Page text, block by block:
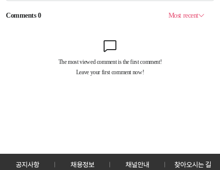
공지사항 채용정보 채널안내 찾아오시는 길